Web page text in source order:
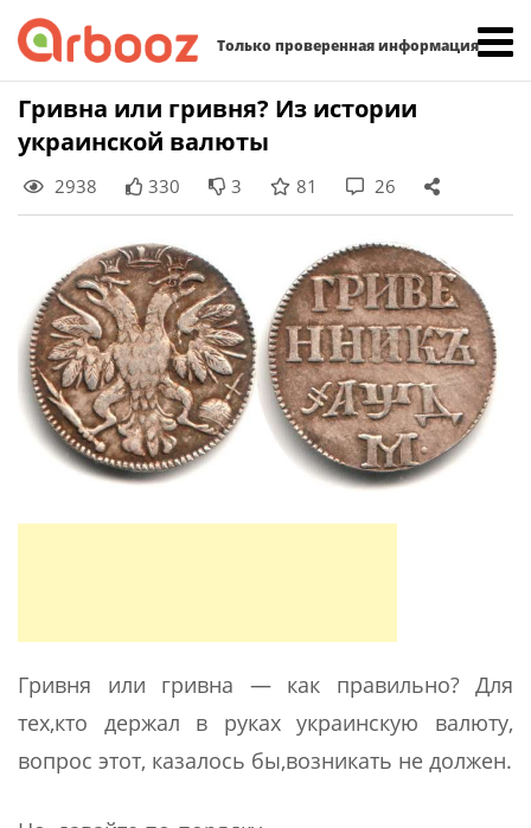
Только проверенная информация
Skip
to
content
Гривна или гривня? Из истории
украинской валюты
2938 330 3 81 26
Гривня или гривна — как правильно? Для
тех,кто держал в руках украинскую валюту,
вопрос этот, казалось бы,возникать не должен.
Найти: